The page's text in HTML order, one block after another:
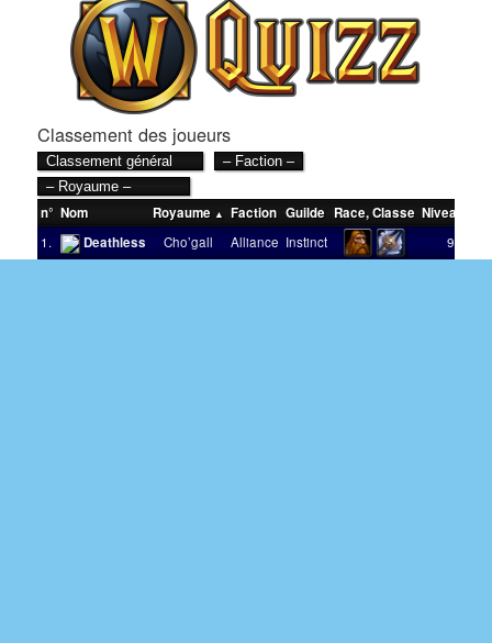
Classement des joueurs
n° Nom Royaume Faction Guilde Race,Classe Niveau
1. Deathless Cho’gall Alliance Instinct 90